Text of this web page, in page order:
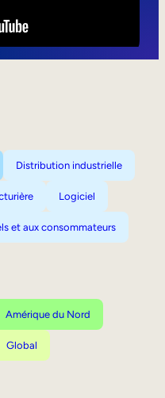
Distribution industrielle
Logiciel
et aux consommateurs
Amérique du Nord
Global